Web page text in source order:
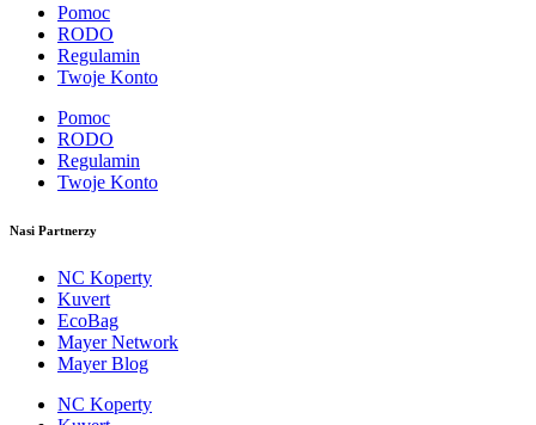
Pomoc
RODO
Regulamin
Twoje Konto
Pomoc
RODO
Regulamin
Twoje Konto
Nasi Partnerzy
NC Koperty
Kuvert
EcoBag
Mayer Network
Mayer Blog
NC Koperty